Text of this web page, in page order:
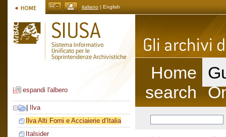
italiano | English
espandi l'albero
Ilva
Ilva Alti Forni e Acciaierie d’Italia
Italsider
Home
search